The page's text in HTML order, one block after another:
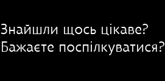
Знайшли щось цікаве?
Бажаєте поспілкуватися?